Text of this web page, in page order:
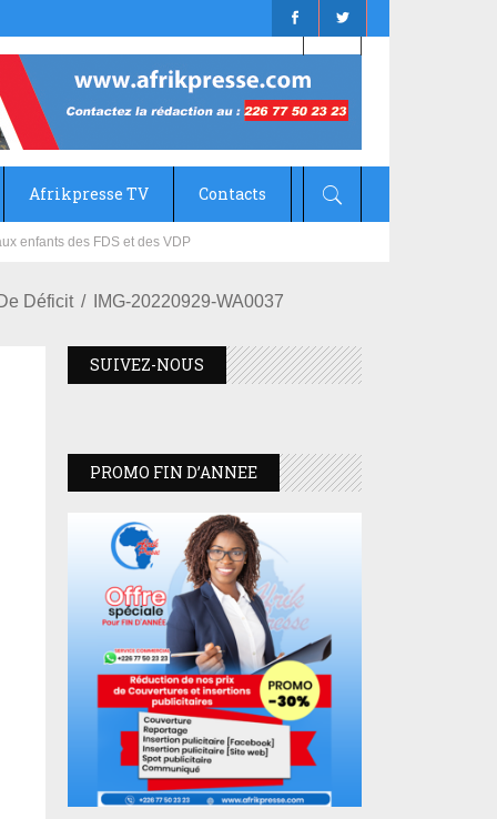
Afrikpresse TV Contacts
Déficit IMG-20220929-WA0037
SUIVEZ-NOUS
PROMO FIN D’ANNEE